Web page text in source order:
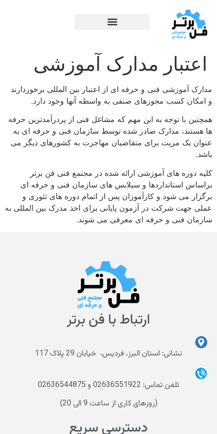
اعتبار مدارک آموزشی
مدارک آموزشی فنی و حرفه ای از اعتبار بین المللی برخوردارند
و امکان کسب مجوزهای صنفی به واسطه آنها وجود دارد.
همچنین با توجه به این مهم که مشاغل فنی از پردرآمدترین حرفه
ها هستند، مدارک صادر شده توسط سازمان فنی و حرفه ای به
عنوان یک مزیت برای متقاضیان مهاجرت به کشورهای دیگر می
باشد.
کلیه دوره های آموزشی ارائه شده در مجتمع فنی فن برتر
براساس استانداردها و سیلابس های سازمان فنی و حرفه ای
برگزار می شود و کارآموزان پس از اتمام دوره های تئوری و
عملی جهت شرکت در آزمون پایانی برای اخذ مدرک بین المللی به
سازمان فنی و حرفه ای معرفی می شوند.
ارتباط با فن برتر
نشانی: استان البرز، فردیس، خیابان 29 پلاک 117
تلفن تماس: 02636551922 و 02636544875
(روزهای کاری از ساعت 9 الی 20)
دسترسی سریع